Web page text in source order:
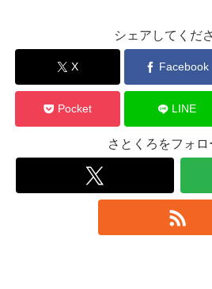
シェアしてくだ
X Facebook
Pocket LINE
さとくろをフォロ